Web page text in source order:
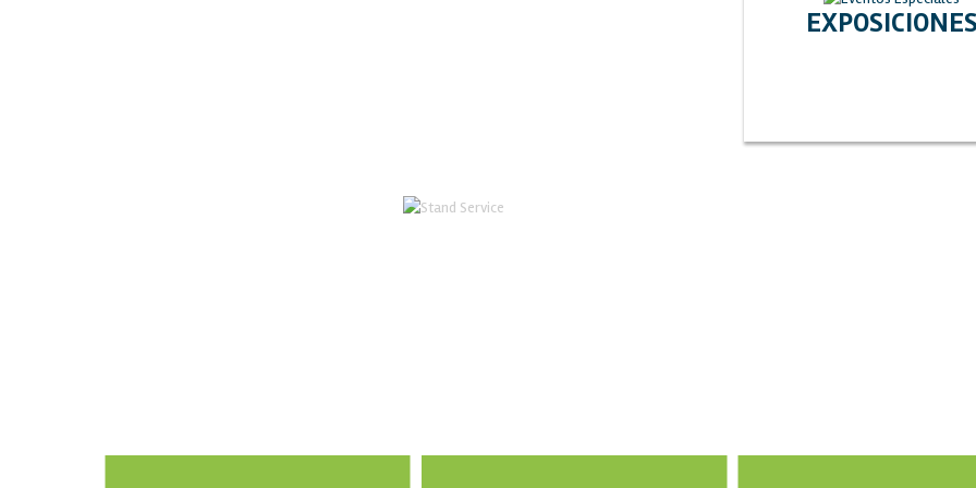
EXPOSICIONES